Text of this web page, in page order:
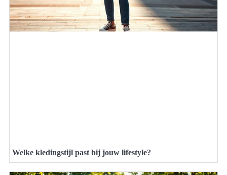
Welke kledingstijl past bij jouw lifestyle?